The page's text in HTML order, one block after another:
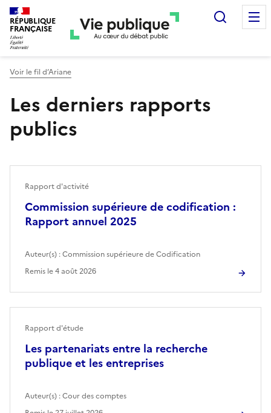
RÉPUBLIQUE
FRANÇAISE
Voir le fil d’Ariane
Les derniers rapports
publics
Commission supérieure de codification :
Rapport annuel 2025
Rapport d'activité
Auteur(s) :Commission supérieure de Codification
Remis le4 août 2026
Les partenariats entre la recherche
publique et les entreprises
Rapport d'étude
Auteur(s) :Cour des comptes